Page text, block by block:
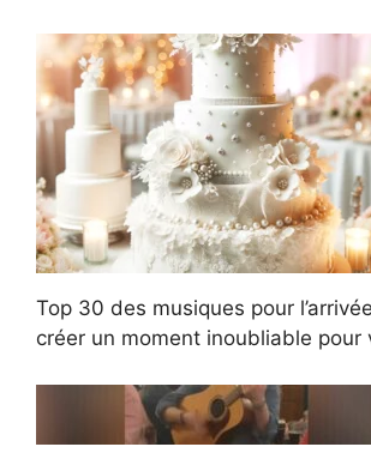
Top 30 des musiques pour
créer un moment inoubliable pour